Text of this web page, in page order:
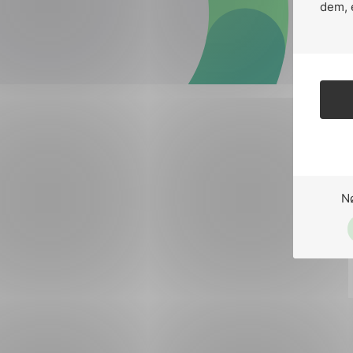
dem,
Forsvar og beredskap
Industri og automatisering
Lavspenning
Maritime elinstallasjoner